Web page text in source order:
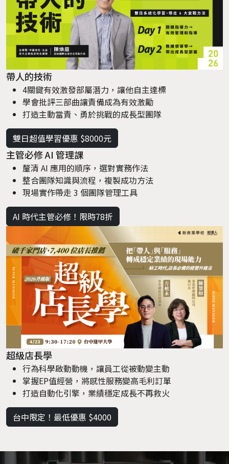
帶人的技術
4關鍵有效激發部屬潛力，讓他自主達標
學會批評三部曲讓責備成為有效激勵
打造主動當責、勇於挑戰的成長型團隊
雙日超值學習優惠 $8000元
主管必修 AI 管理課
釐清 AI 應用的順序，選對實務作法
整合團隊知識與流程，複製成功方法
現場實作帶走 3 個團隊管理工具
AI 時代主管必修！限時78折
超級店長學
行為科學啟動動機，讓員工從被動變主動
掌握EP值經營，將感性服務變高毛利訂單
打造自動化引擎，業績穩定成長不再救火
台中限定！最低優惠 $4000